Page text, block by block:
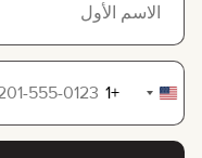
United
States
+1